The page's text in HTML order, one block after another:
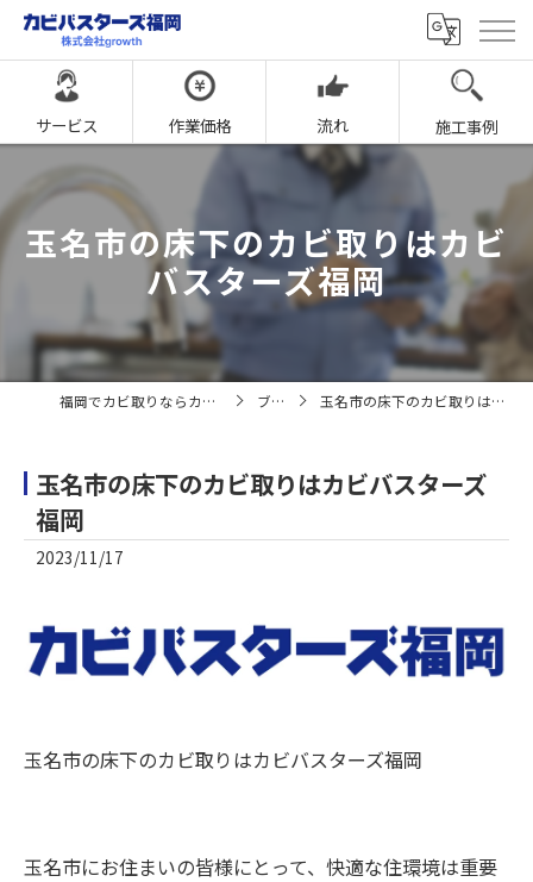
サービス 作業価格 流れ 施工事例
玉名市の床下のカビ取りはカビ
バスターズ福岡
福岡でカビ取りならカビバスターズ福岡 ブログ 玉名市の床下のカビ取りはカビバスターズ福岡
玉名市の床下のカビ取りはカビバスターズ
福岡
2023/11/17
玉名市の床下のカビ取りはカビバスターズ福岡
玉名市にお住まいの皆様にとって、快適な住環境は重要